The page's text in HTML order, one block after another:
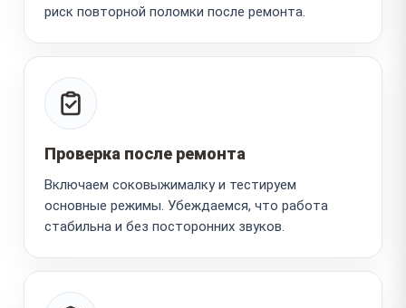
риск повторной поломки после ремонта.
Проверка после ремонта
Включаем соковыжималку и тестируем
основные режимы. Убеждаемся, что работа
стабильна и без посторонних звуков.